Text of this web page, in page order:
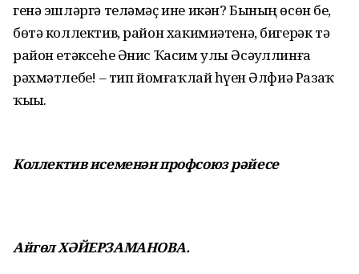
генә эшләргә теләмәҫ ине икән? Бының өсөн беҙ,
бөтә коллектив, район хакимиәтенә, бигерәк тә
район етәксеһе Әнис Ҡасим улы Әсәҙуллинға
рәхмәтлебеҙ! – тип йомғаҡлай һүҙен Әлфиә Разаҡ
ҡыҙы.
Коллектив исеменән профсоюз рәйесе
Айгөл ХӘЙЕРЗАМАНОВА.